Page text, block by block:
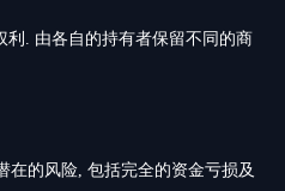
利. 由各自的持有者保留不同的商
在的风险, 包括完全的资金亏损及